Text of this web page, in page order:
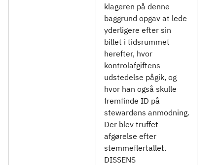
klageren på denne
baggrund opgav at lede
yderligere efter sin
billet i tidsrummet
herefter, hvor
kontrolafgiftens
udstedelse pågik, og
hvor han også skulle
fremfinde ID på
stewardens anmodning.
Der blev truffet
afgørelse efter
stemmeflertallet.
DISSENS